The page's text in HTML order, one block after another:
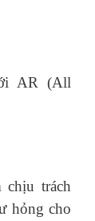
AR (All
chịu trách
hỏng cho